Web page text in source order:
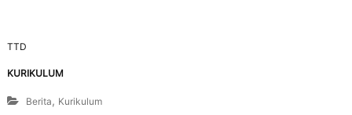
TTD
KURIKULUM
Berita, Kurikulum